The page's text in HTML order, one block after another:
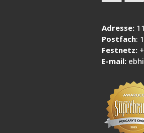
Adresse:
Postfach:
Festnetz:
E-mail: